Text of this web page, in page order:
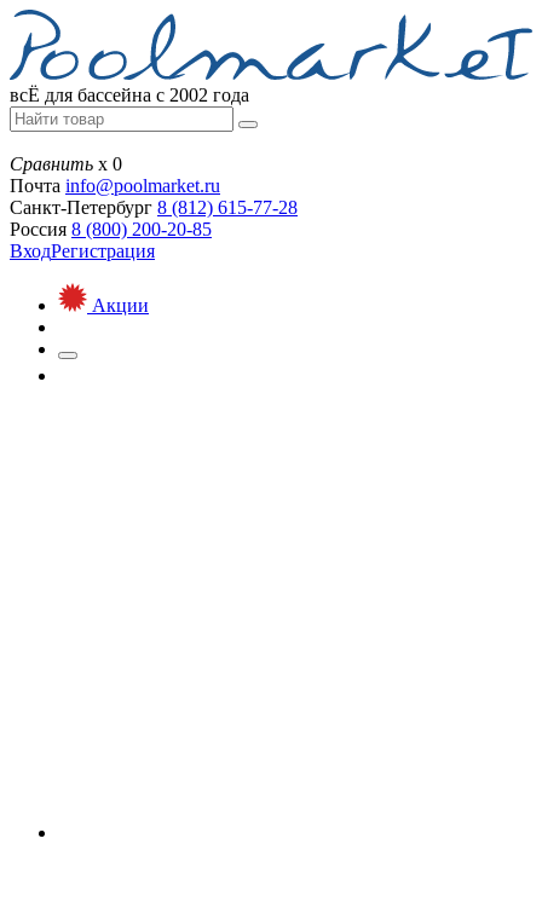
всЁ для бассейна с 2002 года
Сравнить х 0
Почта info@poolmarket.ru
Санкт-Петербург 8 (812) 615-77-28
Россия 8 (800) 200-20-85
ВходРегистрация
Акции